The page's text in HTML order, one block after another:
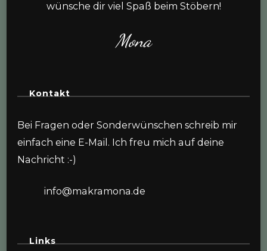
wünsche dir viel Spaß beim Stöbern!
Mona
Kontakt
Bei Fragen oder Sonderwünschen schreib mir
einfach eine E-Mail. Ich freu mich auf deine
Nachricht :-)
info@makramona.de
Links